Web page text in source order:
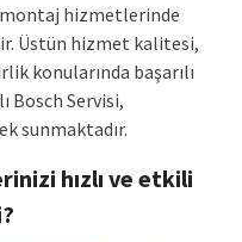
hizmetlerinde
Üstün hizmet kalitesi,
konularında başarılı
Bosch Servisi,
sunmaktadır.
hızlı ve etkili